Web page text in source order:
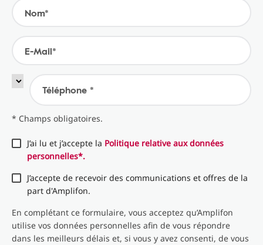
Nom*
E-Mail*
Téléphone *
* Champs obligatoires.
J’ai lu et j’accepte la Politique relative aux données
personnelles*.
J’accepte de recevoir des communications et offres de la
part d'Amplifon.
En complétant ce formulaire, vous acceptez qu’Amplifon
utilise vos données personnelles afin de vous répondre
dans les meilleurs délais et, si vous y avez consenti, de vous